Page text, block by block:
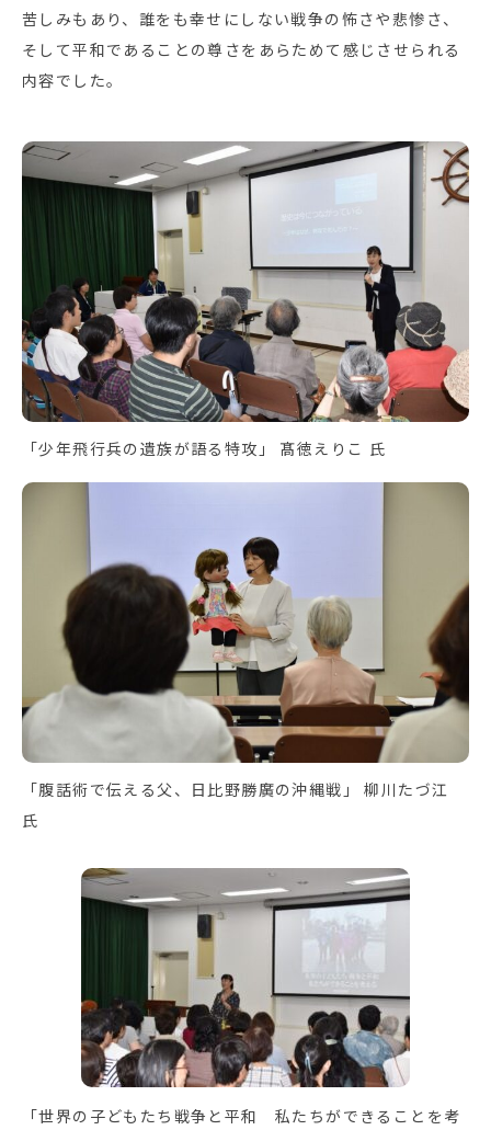
苦しみもあり、誰をも幸せにしない戦争の怖さや悲惨さ、
そして平和であることの尊さをあらためて感じさせられる
内容でした。
「少年飛行兵の遺族が語る特攻」 髙徳えりこ 氏
「腹話術で伝える父、日比野勝廣の沖縄戦」 柳川たづ江
氏
「世界の子どもたち戦争と平和 私たちができることを考